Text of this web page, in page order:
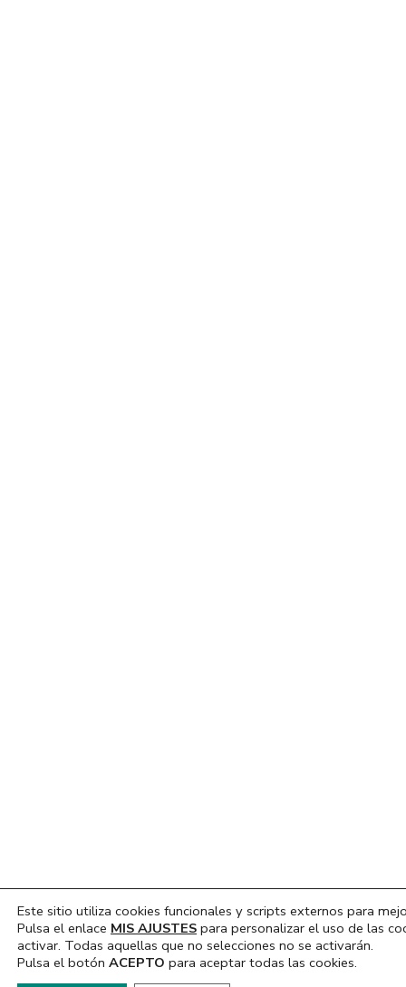
Este sitio utiliza cookies funcionales y scripts externos para
Pulsa el enlace MIS AJUSTES para personalizar el uso de las
activar. Todas aquellas que no selecciones no se activarán.
Pulsa el botón ACEPTO para aceptar todas las cookies.
Hola, ¿En que podemos ayudarte?